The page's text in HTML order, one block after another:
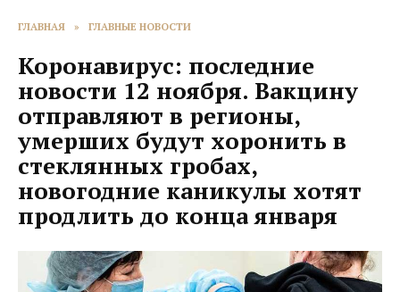
ГЛАВНАЯ » ГЛАВНЫЕ НОВОСТИ
Коронавирус: последние
новости 12 ноября. Вакцину
отправляют в регионы,
умерших будут хоронить в
стеклянных гробах,
новогодние каникулы хотят
продлить до конца января